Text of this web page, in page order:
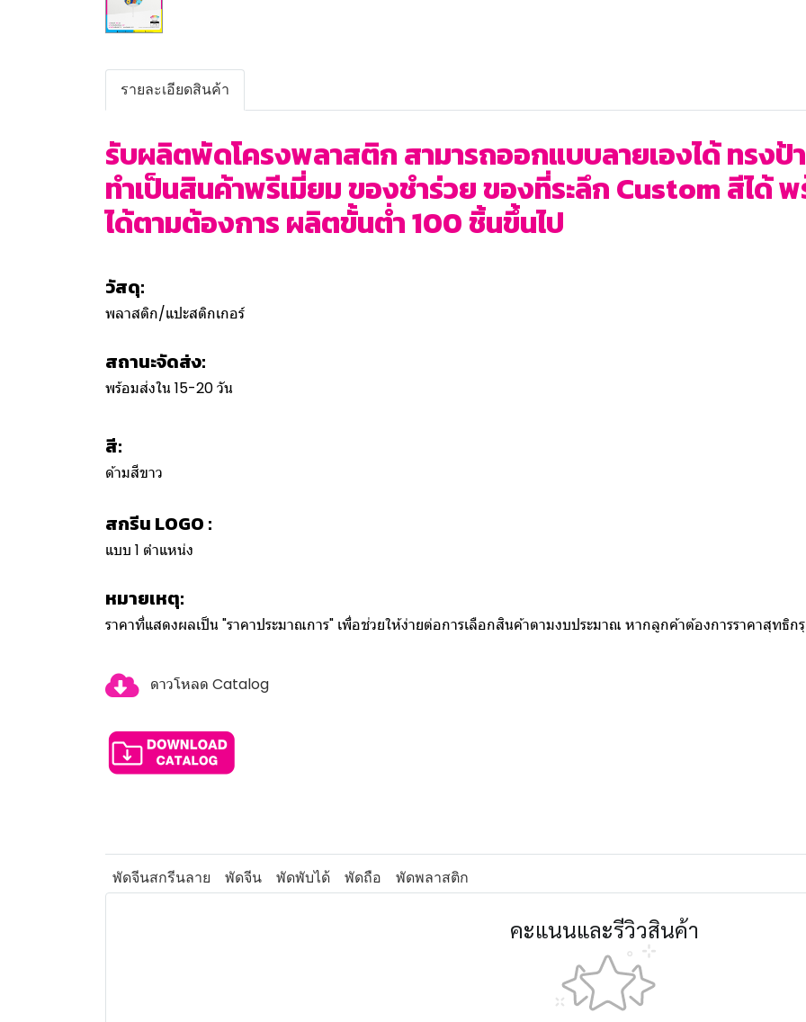
รายละเอียดสินค้า
รับผลิตพัดโครงพลาสติก สามารถออกแบบลายเองได้ ทรง
ทำเป็นสินค้าพรีเมี่ยม ของชำร่วย ของที่ระลึก Custom สีได้
ได้ตามต้องการ ผลิตขั้นต่ำ 100 ชิ้นขึ้นไป
วัสดุ:
พลาสติก/แปะสติกเกอร์
สถานะจัดส่ง:
พร้อมส่งใน 15-20 วัน
สี:
ด้ามสีขาว
สกรีน LOGO :
แบบ 1 ตำแหน่ง
หมายเหตุ:
ราคาที่แสดงผลเป็น "ราคาประมาณการ" เพื่อช่วยให้ง่ายต่อการเลือกสินค้าตามงบประมาณ หากลูกค้าต้องการราคาสุทธิ
ดาวโหลด Catalog
พัดจีนสกรีนลาย พัดจีน พัดพับได้ พัดถือ พัดพลาสติก
คะแนนและรีวิวสินค้า